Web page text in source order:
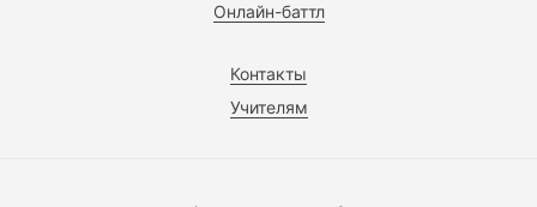
Онлайн-баттл
Контакты
Учителям